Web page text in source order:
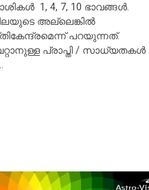
1, 4, 7, 10 ഭാവങ്ങൾ.
അല്ലെങ്കിൽ
പറയുന്നത്.
പ്രാപ്തി / സാധ്യതകൾ